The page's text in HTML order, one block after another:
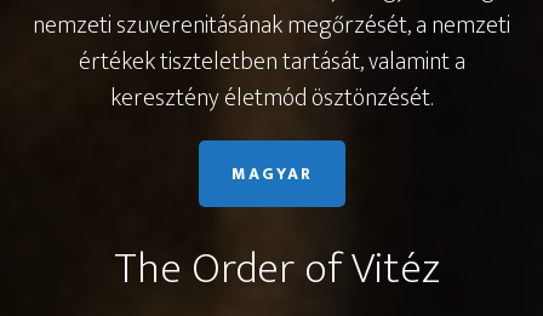
nemzeti szuverenitásának megőrzését, a nemzeti
értékek tiszteletben tartását, valamint a
keresztény életmód ösztönzését.
MAGYAR
The Order of Vitéz